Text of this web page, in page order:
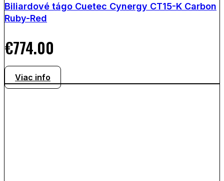
Biliardové tágo Cuetec Cynergy CT15-K Carbon
Ruby-Red
€774.00
Viac info